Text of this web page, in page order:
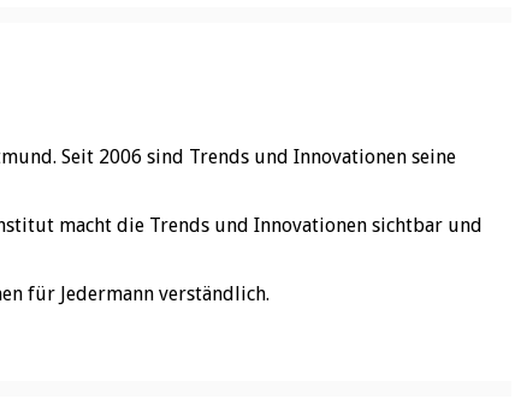
Seit 2006 sind Trends und Innovationen seine
macht die Trends und Innovationen sichtbar und
für Jedermann verständlich.